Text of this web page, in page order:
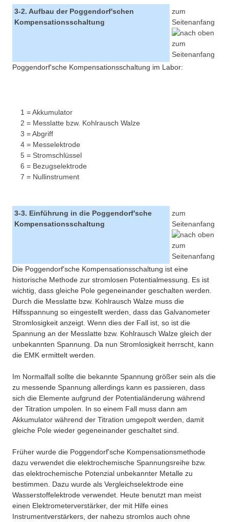
3-2. Aufbau der Poggendorf'schen
Kompensationsschaltung
zum
Seitenanfang
Poggendorf'sche Kompensationsschaltung im Labor:
1 = Akkumulator
2 = Messlatte bzw. Kohlrausch Walze
3 = Abgriff
4 = Messelektrode
5 = Stromschlüssel
6 = Bezugselektrode
7 = Nullinstrument
3-3. Einführung in die Poggendorf'sche
Kompensationsschaltung
zum
Seitenanfang
Die Poggendorf'sche Kompensationsschaltung ist eine
historische Methode zur stromlosen Potentialmessung. Es ist
wichtig, dass gleiche Pole gegeneinander geschalten werden.
Durch die Messlatte bzw. Kohlrausch Walze muss die
Hilfsspannung so eingestellt werden, dass das Galvanometer
Stromlosigkeit anzeigt. Wenn dies der Fall ist, so ist die
Spannung an der Messlatte bzw. Kohlrausch Walze gleich der
unbekannten Spannung. Da nun Stromlosigkeit herrscht, kann
die EMK ermittelt werden.
Im Normalfall sollte die bekannte Spannung größer sein als die
zu messende Spannung allerdings kann es passieren, dass
sich die Elemente aufgrund der Potentialänderung während
der Titration umpolen. In so einem Fall muss dann am
Akkumulator während der Titration umgepolt werden, damit
gleiche Pole wieder gegeneinander geschaltet sind.
Früher wurde die Poggendorf'sche Kompensationsmethode
dazu verwendet die elektrochemische Spannungsreihe bzw.
das elektrochemische Potenzial unbekannter Metalle zu
bestimmen. Dazu wurde als Vergleichselektrode eine
Wasserstoffelektrode verwendet. Heute benutzt man meist
einen Elektrometerverstärker, der mit Hilfe eines
Instrumentverstärkers, der nahezu stromlos auch ohne